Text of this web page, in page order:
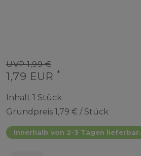
UVP 1,99 €
1,79 EUR *
Inhalt 1 Stück
Grundpreis 1,79 € / Stück
Innerhalb von 2-3 Tagen lieferbar.